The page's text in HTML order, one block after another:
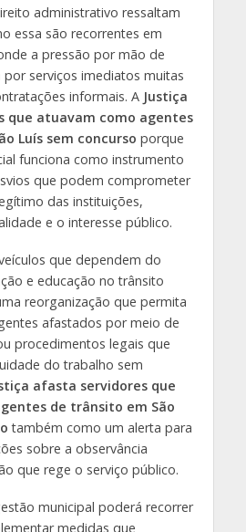
administrativo ressaltam
essa são recorrentes em
a pressão por mão de
serviços imediatos muitas
informais. A Justiça
que atuavam como agentes
Luís sem concurso porque
funciona como instrumento
que podem comprometer
das instituições,
e o interesse público.
que dependem do
e educação no trânsito
reorganização que permita
afastados por meio de
procedimentos legais que
do trabalho sem
afasta servidores que
de trânsito em São
também como um alerta para
sobre a observância
que rege o serviço público.
municipal poderá recorrer
medidas que